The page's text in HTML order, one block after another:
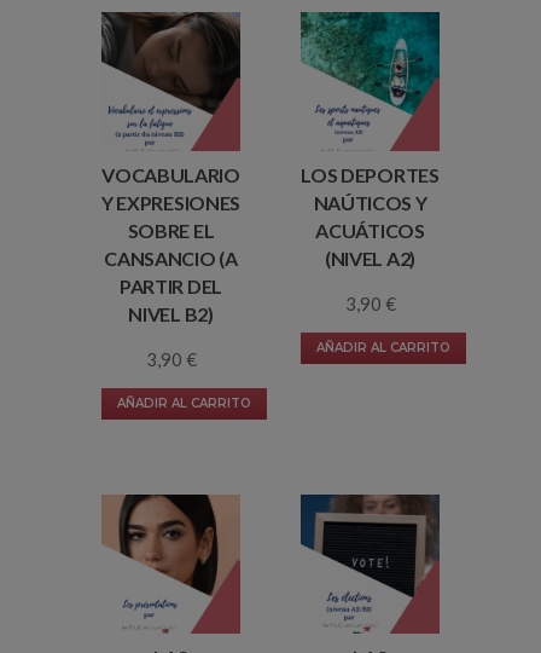
VOCABULARIO
Y EXPRESIONES
SOBRE EL
CANSANCIO (A
PARTIR DEL
NIVEL B2)
3,90 €
AÑADIR AL CARRITO
LOS DEPORTES
NAÚTICOS Y
ACUÁTICOS
(NIVEL A2)
3,90 €
AÑADIR AL CARRITO